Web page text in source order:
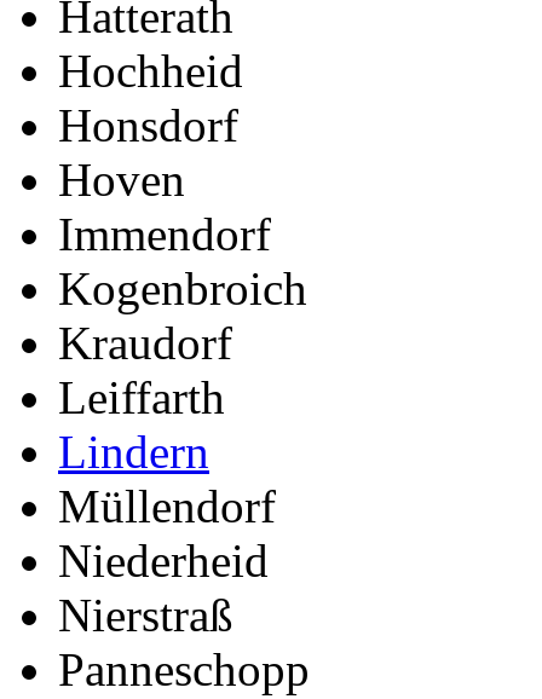
Hatterath
Hochheid
Honsdorf
Hoven
Immendorf
Kogenbroich
Kraudorf
Leiffarth
Lindern
Müllendorf
Niederheid
Nierstraß
Panneschopp